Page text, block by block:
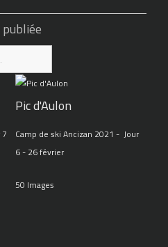
Pic d'Aulon
Camp de ski Ancizan 2021 - Jour
6 - 26 février
50 Images